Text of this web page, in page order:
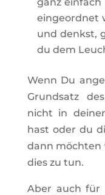
eingeordnet
und denkst,
du dem
Wenn Du
Grundsatz
nicht in
hast oder du
dann möchten
dies zu tun.
Aber auch für